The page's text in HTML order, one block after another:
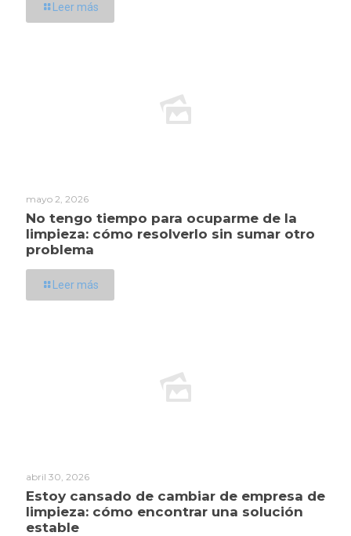
Leer más
mayo 2, 2026
No tengo tiempo para ocuparme de la
limpieza: cómo resolverlo sin sumar otro
problema
Leer más
abril 30, 2026
Estoy cansado de cambiar de empresa de
limpieza: cómo encontrar una solución
estable